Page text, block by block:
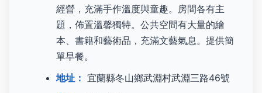
經營，充滿手作溫度與童趣。房間各有主
題，佈置溫馨獨特。公共空間有大量的繪
本、書籍和藝術品，充滿文藝氣息。提供簡
單早餐。
地址： 宜蘭縣冬山鄉武淵村武淵三路46號